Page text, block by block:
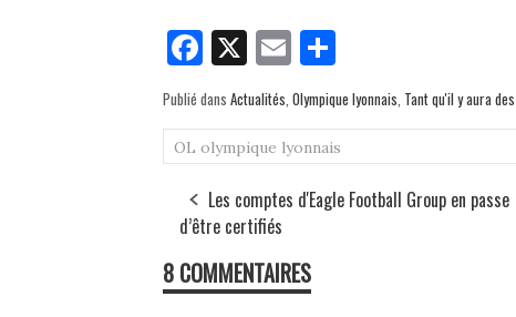
Fa
ce
bo
ok
X E
m
ail
rt
ag
er
Publié dans Actualités, Olympique lyonnais, Tant qu'il y aura
OL olympique lyonnais
Les comptes d'Eagle Football Group en passe
d’être certifiés
8 COMMENTAIRES